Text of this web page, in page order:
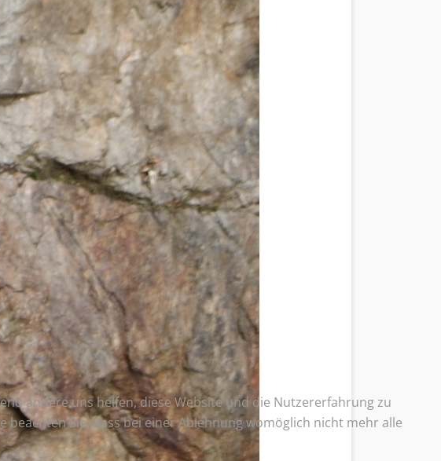
andere uns helfen, diese Website und die Nutzererfahrung zu
beachten Sie, dass bei einer Ablehnung womöglich nicht mehr alle